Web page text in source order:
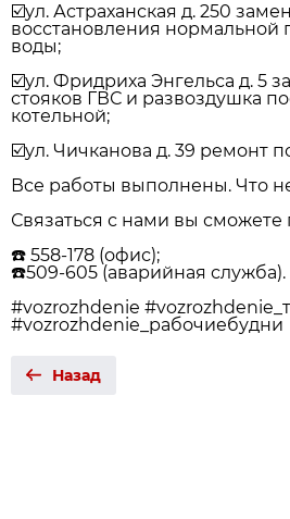
☑️ул. Астраханская д. 250
восстановления нормальной
воды;
☑️ул. Фридриха Энгельса д. 5
стояков ГВС и развоздушка
котельной;
☑️ул. Чичканова д. 39 ремонт
Все работы выполнены. Что
Связаться с нами вы сможете
☎️ 558-178 (офис);
☎️509-605 (аварийная служба).
#vozrozhdenie
#vozrozhdenie_рабочиебудни
Назад